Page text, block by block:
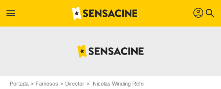
menu profil search
Portada Famosos Director Nicolas Winding Refn